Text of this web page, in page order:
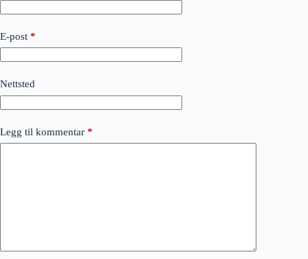
E-post *
Nettsted
Legg til kommentar *